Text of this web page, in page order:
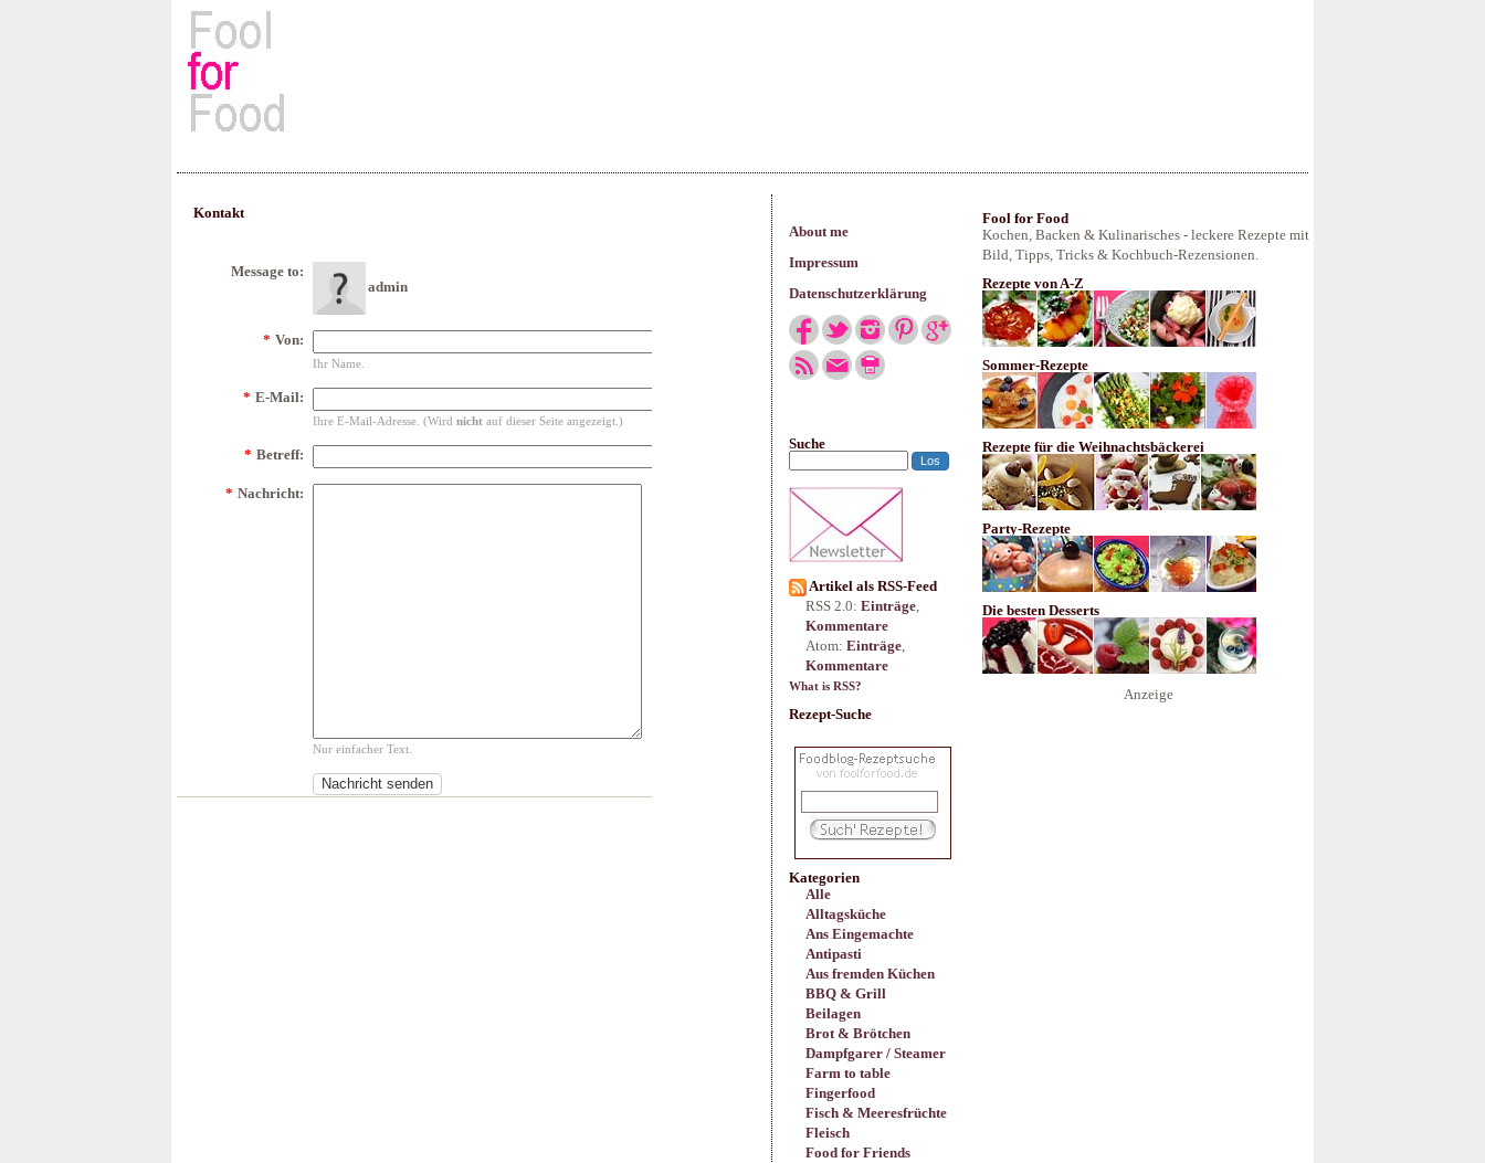
About me
Impressum
Datenschutzerklärung
Suche
Artikel als RSS-Feed
RSS 2.0: Einträge,
Kommentare
Atom: Einträge,
Kommentare
What is RSS?
Rezept-Suche
Kategorien
Alle
Alltagsküche
Ans Eingemachte
Antipasti
Aus fremden Küchen
BBQ & Grill
Beilagen
Brot & Brötchen
Dampfgarer / Steamer
Farm to table
Fingerfood
Fisch & Meeresfrüchte
Fleisch
Food for Friends
Kontakt
Message to:
admin
* Von:
Ihr Name.
* E-Mail:
Ihre E-Mail-Adresse. (Wird nicht auf dieser Seite angezeigt.)
* Betreff:
* Nachricht:
Nur einfacher Text.
Fool for Food
Kochen, Backen & Kulinarisches - leckere Rezepte mit
Bild, Tipps, Tricks & Kochbuch-Rezensionen.
Rezepte von A-Z
Sommer-Rezepte
Rezepte für die Weihnachtsbäckerei
Party-Rezepte
Die besten Desserts
Anzeige